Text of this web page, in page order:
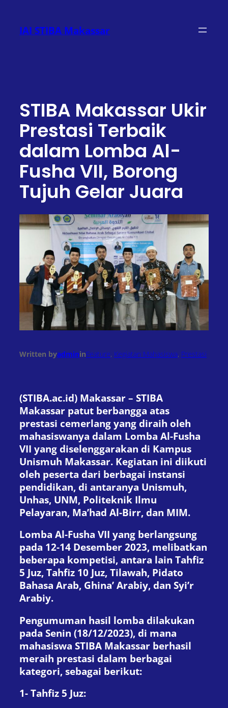
konten
IAI STIBA Makassar
STIBA Makassar Ukir
Prestasi Terbaik
dalam Lomba Al-
Fusha VII, Borong
Tujuh Gelar Juara
Written byadmininFeature, Kegiatan Mahasiswa, Prestasi
(STIBA.ac.id) Makassar – STIBA
Makassar patut berbangga atas
prestasi cemerlang yang diraih oleh
mahasiswanya dalam Lomba Al-Fusha
VII yang diselenggarakan di Kampus
Unismuh Makassar. Kegiatan ini diikuti
oleh peserta dari berbagai instansi
pendidikan, di antaranya Unismuh,
Unhas, UNM, Politeknik Ilmu
Pelayaran, Ma’had Al-Birr, dan MIM.
Lomba Al-Fusha VII yang berlangsung
pada 12-14 Desember 2023, melibatkan
beberapa kompetisi, antara lain Tahfiz
5 Juz, Tahfiz 10 Juz, Tilawah, Pidato
Bahasa Arab, Ghina’ Arabiy, dan Syi’r
Arabiy.
Pengumuman hasil lomba dilakukan
pada Senin (18/12/2023), di mana
mahasiswa STIBA Makassar berhasil
meraih prestasi dalam berbagai
kategori, sebagai berikut:
1- Tahfiz 5 Juz: